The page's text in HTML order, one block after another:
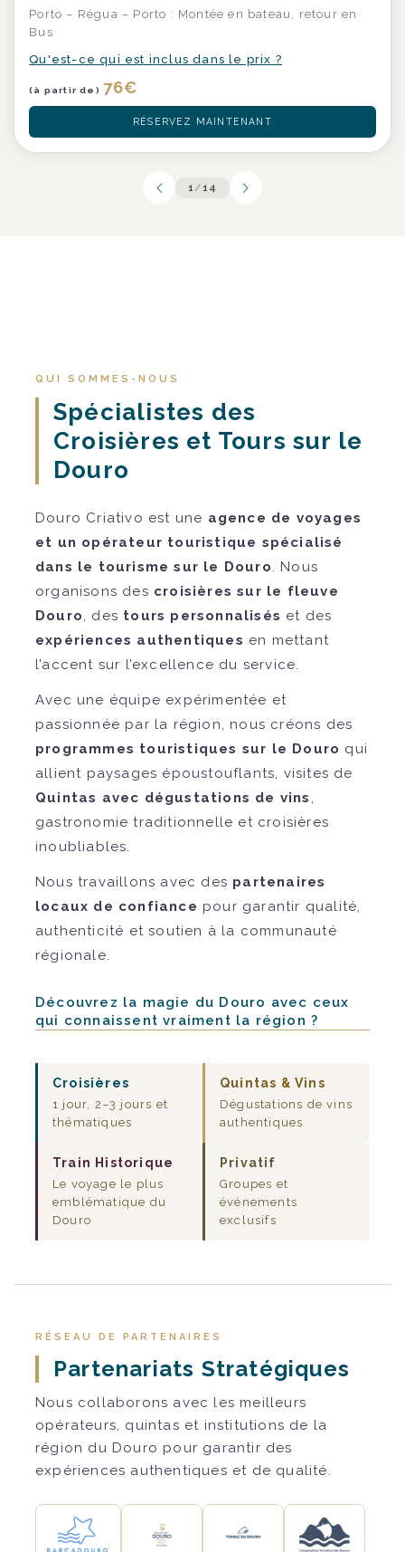
Porto – Régua – Porto : Montée en bateau, retour en
Bus
Qu'est-ce qui est inclus dans le prix ?
(à partir de) 76€
RÉSERVEZ MAINTENANT
1/14
QUI SOMMES-NOUS
Spécialistes des
Croisières et Tours sur le
Douro
Douro Criativo est une agence de voyages
et un opérateur touristique spécialisé
dans le tourisme sur le Douro. Nous
organisons des croisières sur le fleuve
Douro, des tours personnalisés et des
expériences authentiques en mettant
l’accent sur l’excellence du service.
Avec une équipe expérimentée et
passionnée par la région, nous créons des
programmes touristiques sur le Douro qui
allient paysages époustouflants, visites de
Quintas avec dégustations de vins ,
gastronomie traditionnelle et croisières
inoubliables.
Nous travaillons avec des partenaires
locaux de confiance pour garantir qualité,
authenticité et soutien à la communauté
régionale.
Découvrez la magie du Douro avec ceux
qui connaissent vraiment la région ?
Croisières
1 jour, 2–3 jours et
thématiques
Quintas & Vins
Dégustations de vins
authentiques
Train Historique
Le voyage le plus
emblématique du
Douro
Privatif
Groupes et
événements
exclusifs
RÉSEAU DE PARTENAIRES
Partenariats Stratégiques
Nous collaborons avec les meilleurs
opérateurs, quintas et institutions de la
région du Douro pour garantir des
expériences authentiques et de qualité.